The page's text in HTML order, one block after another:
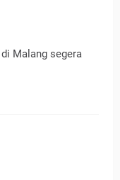
Malang segera